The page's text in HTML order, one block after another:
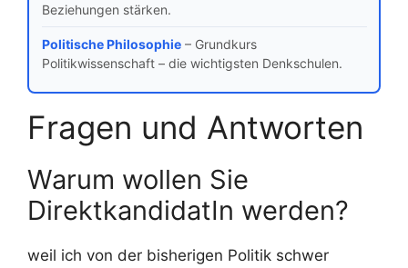
Beziehungen stärken.
Politische Philosophie– Grundkurs
Politikwissenschaft – die wichtigsten Denkschulen.
Fragen und Antworten
Warum wollen Sie
DirektkandidatIn werden?
weil ich von der bisherigen Politik schwer